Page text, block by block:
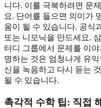
니다. 이를 극복하려면 문
요. 단어를 들으면 의미가
움이 될 수 있습니다. 공식
또는 니모닉을 만드세요.
터디 그룹에서 문제를 이
명하는 것은 엄청나게 유
신을 녹음하고 다시 듣는
될 수 있습니다.
촉각적 수학 팁: 직접